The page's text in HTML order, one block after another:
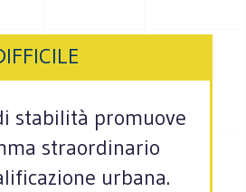
stabilità promuove
straordinario
urbana.